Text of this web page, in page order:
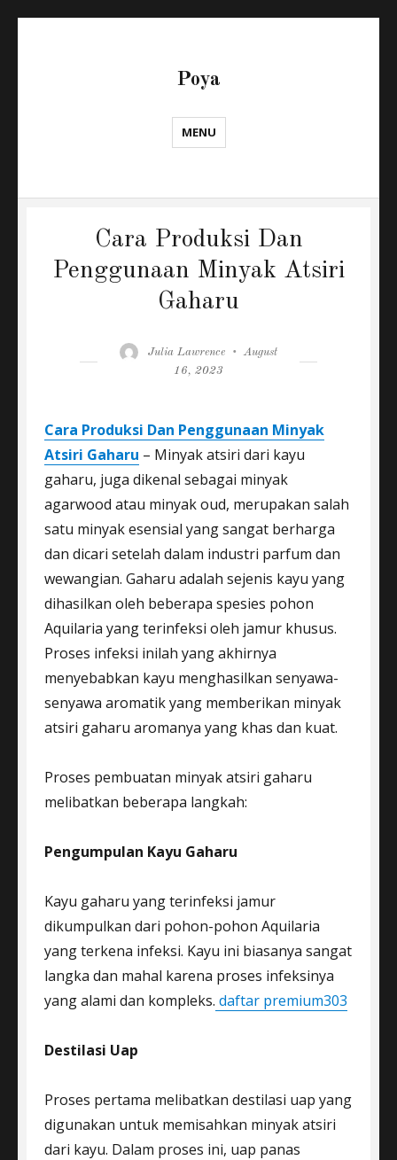
Poya
MENU
Cara Produksi Dan
Penggunaan Minyak Atsiri
Gaharu
Author
Julia Lawrence
Posted
August
16, 2023
Cara Produksi Dan Penggunaan Minyak
Atsiri Gaharu – Minyak atsiri dari kayu
gaharu, juga dikenal sebagai minyak
agarwood atau minyak oud, merupakan salah
satu minyak esensial yang sangat berharga
dan dicari setelah dalam industri parfum dan
wewangian. Gaharu adalah sejenis kayu yang
dihasilkan oleh beberapa spesies pohon
Aquilaria yang terinfeksi oleh jamur khusus.
Proses infeksi inilah yang akhirnya
menyebabkan kayu menghasilkan senyawa-
senyawa aromatik yang memberikan minyak
atsiri gaharu aromanya yang khas dan kuat.
Proses pembuatan minyak atsiri gaharu
melibatkan beberapa langkah:
Pengumpulan Kayu Gaharu
Kayu gaharu yang terinfeksi jamur
dikumpulkan dari pohon-pohon Aquilaria
yang terkena infeksi. Kayu ini biasanya sangat
langka dan mahal karena proses infeksinya
yang alami dan kompleks. daftar premium303
Destilasi Uap
Proses pertama melibatkan destilasi uap yang
digunakan untuk memisahkan minyak atsiri
dari kayu. Dalam proses ini, uap panas